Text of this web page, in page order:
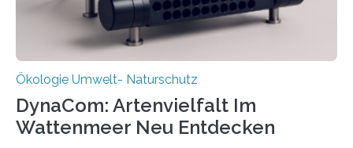
Ökologie Umwelt- Naturschutz
DynaCom: Artenvielfalt Im
Wattenmeer Neu Entdecken